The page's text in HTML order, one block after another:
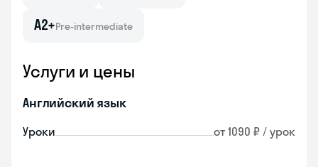
A2+Pre-intermediate
Услуги и цены
Английский язык
Уроки от 1090 ₽ / урок